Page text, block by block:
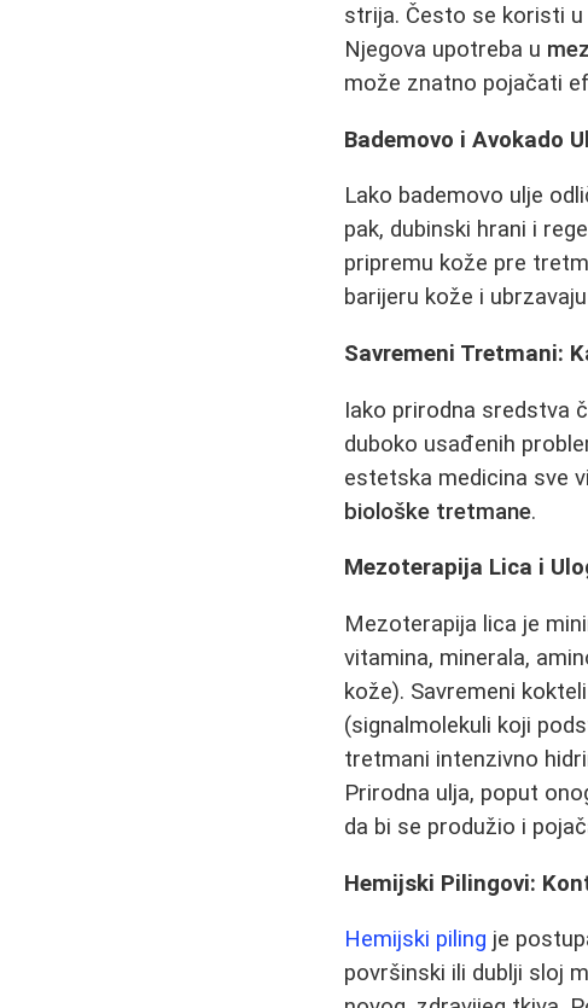
strija. Često se koristi u
Njegova upotreba u
može znatno pojačati
Bademovo i Avokado
Lako bademovo ulje
pak, dubinski hrani i
pripremu kože pre
barijeru kože i
Savremeni Tretmani:
Iako prirodna sredstva
duboko usađenih
estetska medicina sve
biološke tretmane.
Mezoterapija Lica i
Mezoterapija lica je
vitamina, minerala,
kože). Savremeni
(signalmolekuli koji
tretmani intenzivno
Prirodna ulja, poput
da bi se produžio i
Hemijski Pilingovi:
Hemijski piling je
površinski ili dublji sloj